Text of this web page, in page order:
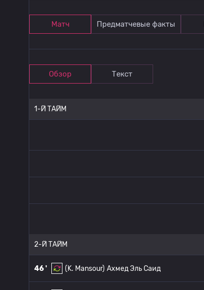
Матч Предматчевые факты
Обзор Текст
1-Й ТАЙМ
2-Й ТАЙМ
46 ' (K. Mansour) Ахмед Эль Саид